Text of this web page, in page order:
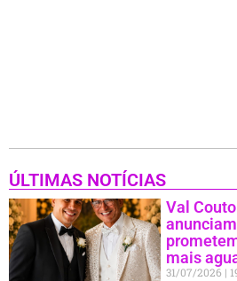
ÚLTIMAS NOTÍCIAS
Val
mais
31/07/2026